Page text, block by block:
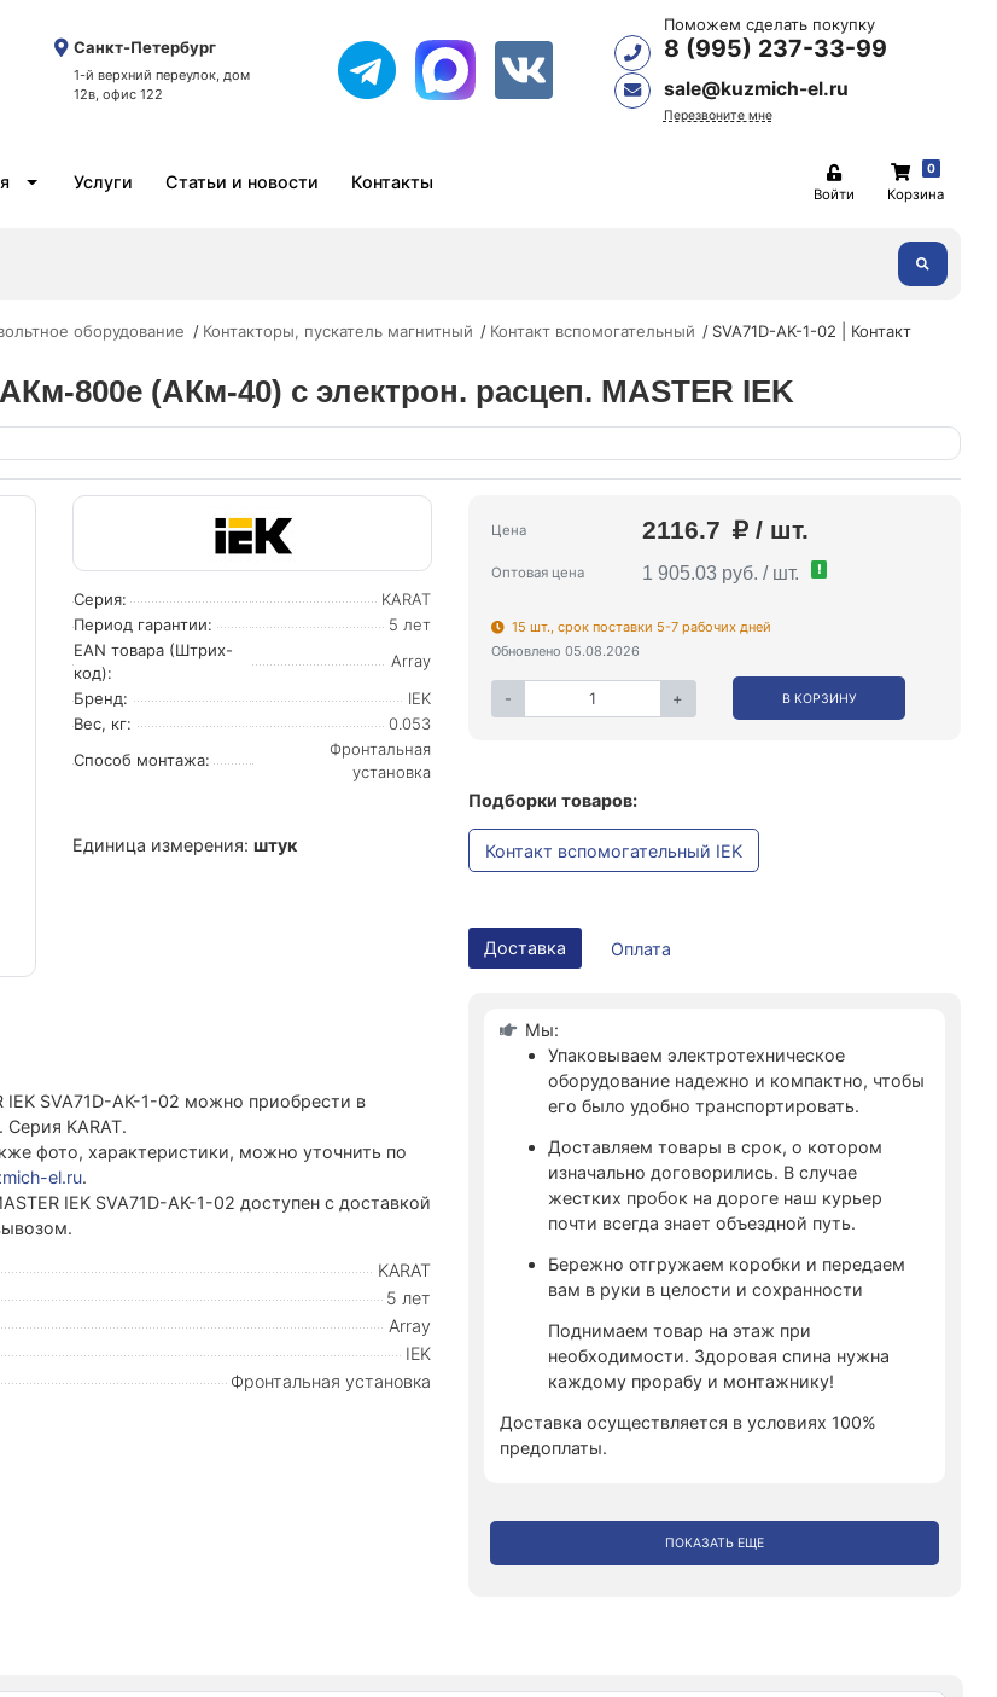
Санкт-Петербург
1-й верхний переулок, дом
12в, офис 122
Поможем сделать покупку
8 (995) 237-33-99
sale@kuzmich-el.ru
Перезвоните мне
Услуги Статьи и новости Контакты
Войти
0
Корзина
оборудование Контакторы, пускатель магнитный Контакт вспомогательный
SVA71D-AK-1-02 | Контакт
800е (АКм-40) с электрон. расцеп. MASTER IEK
Серия:
KARAT
Период гарантии:
5 лет
EAN товара (Штрих-
код):
Array
Бренд:
IEK
Вес, кг:
0.053
Способ монтажа:
Фронтальная
установка
Единица измерения: штук
Цена 2116.7 / шт.
Оптовая цена 1 905.03 руб. / шт. !
15 шт., срок поставки 5-7 рабочих дней
Обновлено 05.08.2026
- + В КОРЗИНУ
Подборки товаров:
Контакт вспомогательный IEK
Доставка Оплата
Мы:
Упаковываем электротехническое
оборудование надежно и компактно, чтобы
его было удобно транспортировать.
Доставляем товары в срок, о котором
изначально договорились. В случае
жестких пробок на дороге наш курьер
почти всегда знает объездной путь.
Бережно отгружаем коробки и передаем
вам в руки в целости и сохранности
Поднимаем товар на этаж при
необходимости. Здоровая спина нужна
каждому прорабу и монтажнику!
Доставка осуществляется в условиях 100%
предоплаты.
ПОКАЗАТЬ ЕЩЕ
SVA71D-AK-1-02 можно приобрести в
KARAT.
фото, характеристики, можно уточнить по
el.ru.
IEK SVA71D-AK-1-02 доступен с доставкой
KARAT
5 лет
Array
IEK
Фронтальная установка